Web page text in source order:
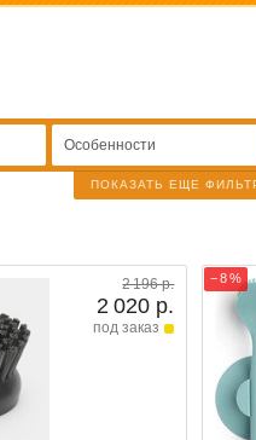
Особенности
ПОКАЗАТЬ ЕЩЕ
2 196 р.
2 020 р.
под заказ
− 8 %